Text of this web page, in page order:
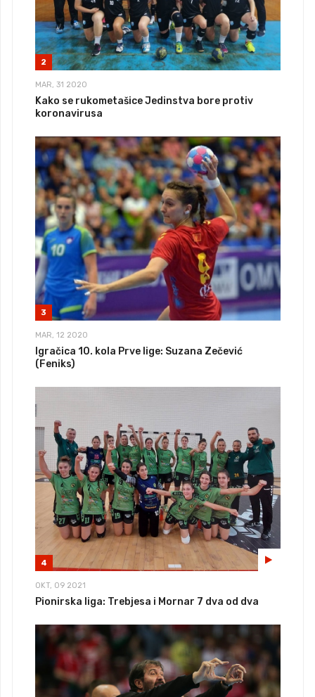
2
MAR, 31 2020
Kako se rukometašice Jedinstva bore protiv
koronavirusa
3
MAR, 12 2020
Igračica 10. kola Prve lige: Suzana Zečević
(Feniks)
4
OKT, 09 2021
Pionirska liga: Trebjesa i Mornar 7 dva od dva